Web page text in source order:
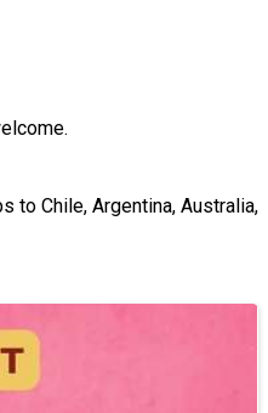
to Chile, Argentina, Australia,